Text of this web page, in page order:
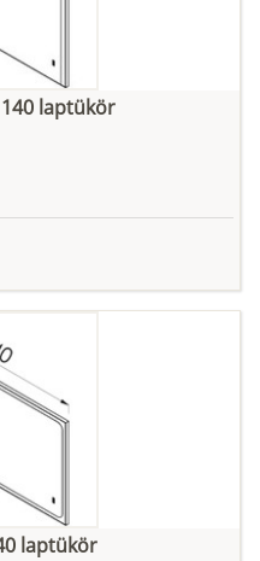
laptükör
laptükör